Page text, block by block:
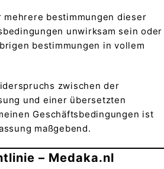
mehrere bestimmungen dieser
unwirksam sein oder
bestimmungen in vollem
zwischen der
und einer übersetzten
Geschäftsbedingungen ist
maßgebend.
– Medaka.nl